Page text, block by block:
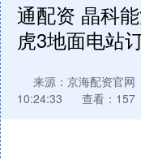
通配资 晶科
虎3地面电站
来源：京海配资官网
10:24:33
查看：157